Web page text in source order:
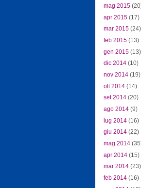
mag 2015
apr 2015 (17)
mar 2015 (24)
feb 2015 (13)
gen 2015 (13)
dic 2014 (10)
nov 2014 (19)
ott 2014 (14)
set 2014 (20)
ago 2014 (9)
lug 2014 (16)
giu 2014 (22)
mag 2014
apr 2014 (15)
mar 2014 (23)
feb 2014 (16)